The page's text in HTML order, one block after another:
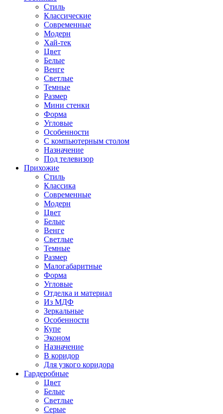
Стиль
Классические
Современные
Модерн
Хай-тек
Цвет
Белые
Венге
Светлые
Темные
Размер
Мини стенки
Форма
Угловые
Особенности
С компьютерным столом
Назначение
Под телевизор
Прихожие
Стиль
Классика
Современные
Модерн
Цвет
Белые
Венге
Светлые
Темные
Размер
Малогабаритные
Форма
Угловые
Отделка и материал
Из МДФ
Зеркальные
Особенности
Купе
Эконом
Назначение
В коридор
Для узкого коридора
Гардеробные
Цвет
Белые
Светлые
Серые